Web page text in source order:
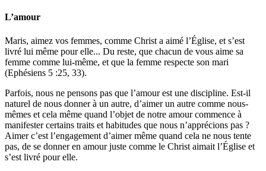
L’amour
Maris, aimez vos femmes, comme Christ a aimé l’Église, et s’est
livré lui même pour elle... Du reste, que chacun de vous aime sa
femme comme lui-même, et que la femme respecte son mari
(Ephésiens 5 :25, 33).
Parfois, nous ne pensons pas que l’amour est une discipline. Est-il
naturel de nous donner à un autre, d’aimer un autre comme nous-
mêmes et cela même quand l’objet de notre amour commence à
manifester certains traits et habitudes que nous n’apprécions pas ?
Aimer c’est l’engagement d’aimer même quand cela ne nous tente
pas, de se donner en amour juste comme le Christ aimait l’Église et
s’est livré pour elle.